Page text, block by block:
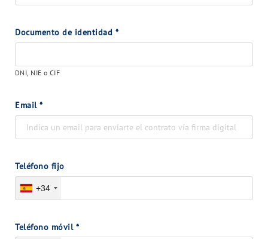
Documento de identidad *
DNI, NIE o CIF
Email *
Teléfono fijo
+34
Teléfono móvil *